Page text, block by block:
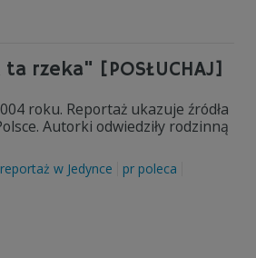
rzeka" [POSŁUCHAJ]
roku. Reportaż ukazuje źródła
Autorki odwiedziły rodzinną
reportaż w Jedynce pr poleca